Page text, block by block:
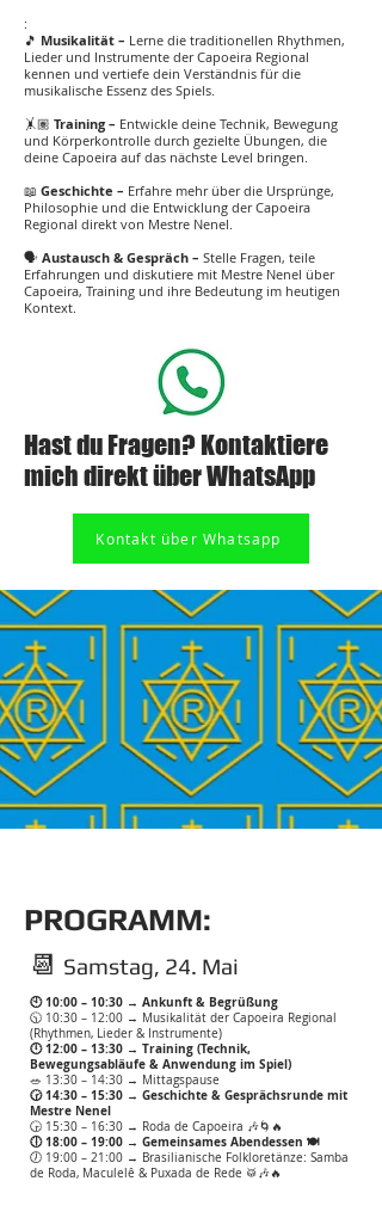
:
🎵 Musikalität – Lerne die traditionellen Rhythmen,
Lieder und Instrumente der Capoeira Regional
kennen und vertiefe dein Verständnis für die
musikalische Essenz des Spiels.
🤸🏽 Training – Entwickle deine Technik, Bewegung
und Körperkontrolle durch gezielte Übungen, die
deine Capoeira auf das nächste Level bringen.
📖 Geschichte – Erfahre mehr über die Ursprünge,
Philosophie und die Entwicklung der Capoeira
Regional direkt von Mestre Nenel.
🗣️ Austausch & Gespräch – Stelle Fragen, teile
Erfahrungen und diskutiere mit Mestre Nenel über
Capoeira, Training und ihre Bedeutung im heutigen
Kontext.
Hast du Fragen? Kontaktiere
mich direkt über WhatsApp
Kontakt über Whatsapp
PROGRAMM:
📆 Samstag, 24. Mai
🕙 10:00 – 10:30 → Ankunft & Begrüßung
🕥 10:30 – 12:00 → Musikalität der Capoeira Regional
(Rhythmen, Lieder & Instrumente)
🕛 12:00 – 13:30 → Training (Technik,
Bewegungsabläufe & Anwendung im Spiel)
🥗 13:30 – 14:30 → Mittagspause
🕝 14:30 – 15:30 → Geschichte & Gesprächsrunde mit
Mestre Nenel
🕞 15:30 – 16:30 → Roda de Capoeira 🎶🌀🔥
🕕 18:00 – 19:00 → Gemeinsames Abendessen 🍽️
🕖 19:00 – 21:00 → Brasilianische Folkloretänze: Samba
de Roda, Maculelê & Puxada de Rede 🥁🎶🔥